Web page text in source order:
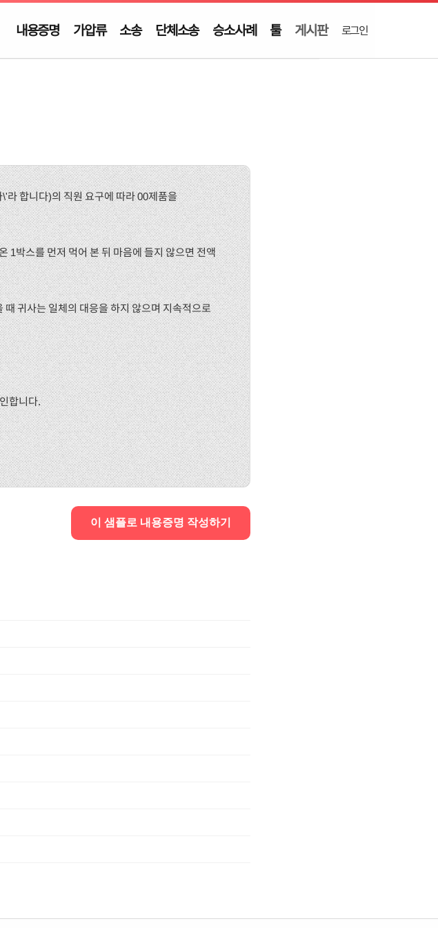
내용증명 가압류 소송 단체소송 승소사례 툴 게시판 로그인
라 합니다)의 직원 요구에 따라 00제품을
1박스를 먼저 먹어 본 뒤 마음에 들지 않으면 전액
귀사는 일체의 대응을 하지 않으며 지속적으로
합니다.
이 샘플로 내용증명 작성하기